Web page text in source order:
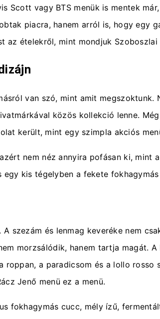
Scott vagy BTS menük is mentek
piacra, hanem arról is, hogy egy
az ételekről, mint mondjuk
van szó, mint amit
közös kollekció lenne.
került, mint egy szimpla akciós
nem néz annyira pofásan ki, mint
kis tégelyben a fekete
szezám és lenmag keveréke nem
morzsálódik, hanem tartja magát.
a paradicsom és a lollo
Jenő menü ez a menü.
fokhagymás cucc, mély ízű,